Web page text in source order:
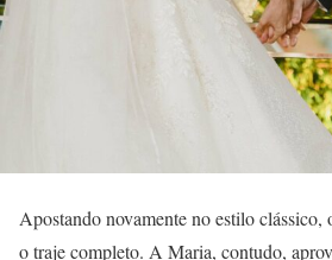
Apostando novamente no estilo
o traje completo. A Maria, contudo,